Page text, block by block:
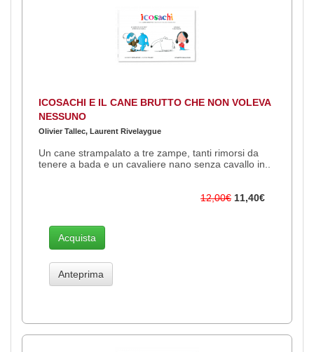
ICOSACHI E IL CANE BRUTTO CHE NON VOLEVA
NESSUNO
Olivier Tallec, Laurent Rivelaygue
Un cane strampalato a tre zampe, tanti rimorsi da
tenere a bada e un cavaliere nano senza cavallo in..
12,00€ 11,40€
Acquista
Anteprima